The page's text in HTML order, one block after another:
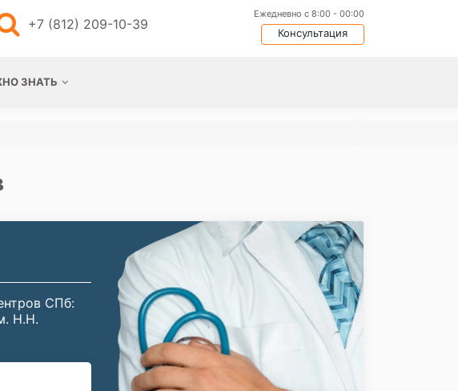
+7 (812) 209-10-39
Ежедневно с 8:00 - 00:00
Консультация
ЗНАТЬ
СПб:
Н.Н.